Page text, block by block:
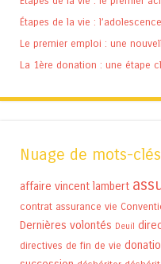
Étapes de la vie : l’adolescence
Le premier emploi : une
La 1ère donation : une étape
Nuage de mots-clés
affaire vincent lambert
contrat assurance vie
Dernières volontés Deuil
directives de fin de vie